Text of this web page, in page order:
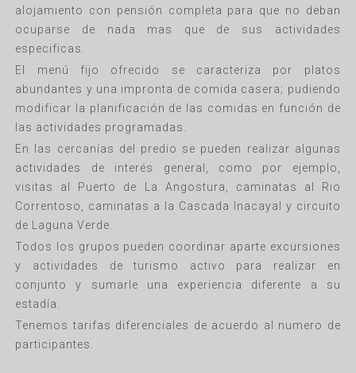
alojamiento con pensión completa para que no deban
ocuparse de nada mas que de sus actividades
especificas.
El menú fijo ofrecido se caracteriza por platos
abundantes y una impronta de comida casera; pudiendo
modificar la planificación de las comidas en función de
las actividades programadas.
En las cercanías del predio se pueden realizar algunas
actividades de interés general, como por ejemplo,
visitas al Puerto de La Angostura, caminatas al Rio
Correntoso, caminatas a la Cascada Inacayal y circuito
de Laguna Verde.
Todos los grupos pueden coordinar aparte excursiones
y actividades de turismo activo para realizar en
conjunto y sumarle una experiencia diferente a su
estadía.
Tenemos tarifas diferenciales de acuerdo al numero de
participantes.